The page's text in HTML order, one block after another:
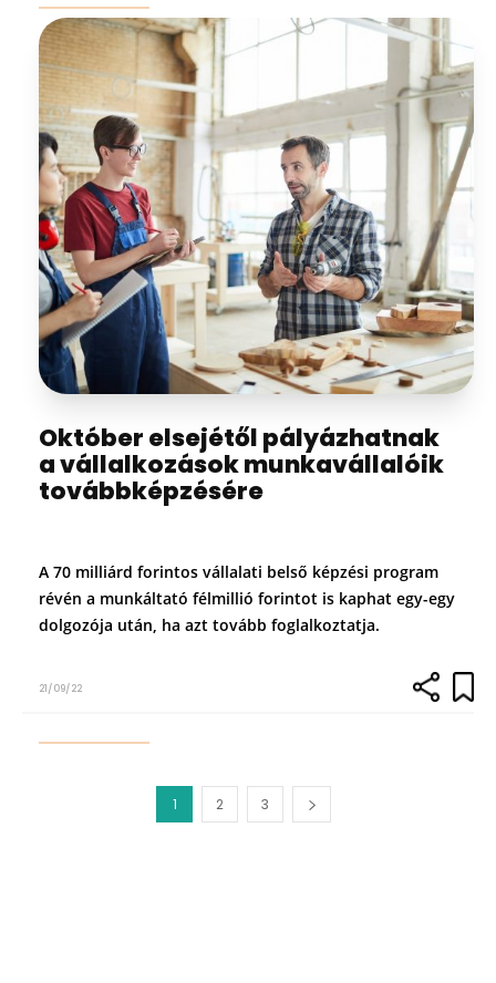
Október elsejétől pályázhatnak
a vállalkozások munkavállalóik
továbbképzésére
A 70 milliárd forintos vállalati belső képzési program
révén a munkáltató félmillió forintot is kaphat egy-egy
dolgozója után, ha azt tovább foglalkoztatja.
21/09/22
1 2 3